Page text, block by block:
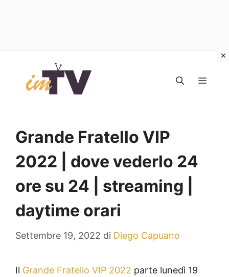
contenuto
Grande Fratello VIP
2022 | dove vederlo 24
ore su 24 | streaming |
daytime orari
Settembre 19, 2022 di Diego Capuano
Il Grande Fratello VIP 2022 parte lunedì 19